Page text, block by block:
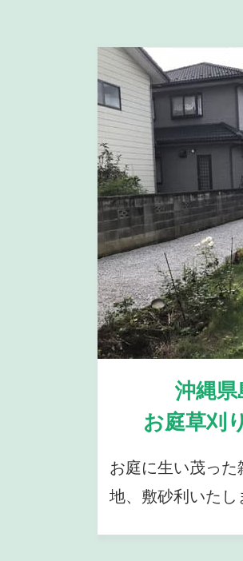
沖縄
お庭草刈
お庭に生い茂っ
地、敷砂利いたし